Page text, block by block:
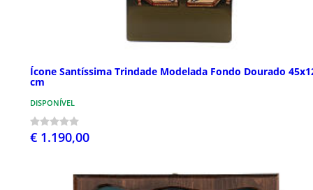
Ícone Santíssima Trindade Modelada Fondo Dourado
cm
DISPONÍVEL
€ 1.190,00